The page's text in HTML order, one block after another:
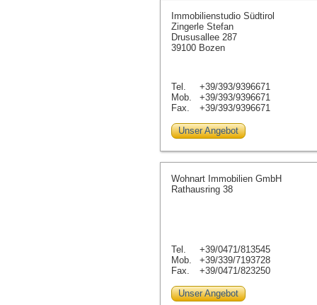
Immobilienstudio Südtirol
Zingerle Stefan
Drususallee 287
39100 Bozen
Tel.
+39/393/9396671
Mob.
+39/393/9396671
Fax.
+39/393/9396671
Unser Angebot
Wohnart Immobilien GmbH
Rathausring 38
Tel.
+39/0471/813545
Mob.
+39/339/7193728
Fax.
+39/0471/823250
Unser Angebot